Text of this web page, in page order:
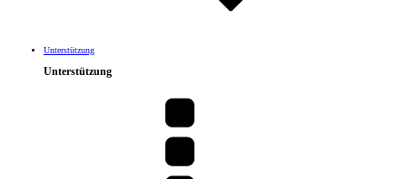
Unterstützung
Unterstützung